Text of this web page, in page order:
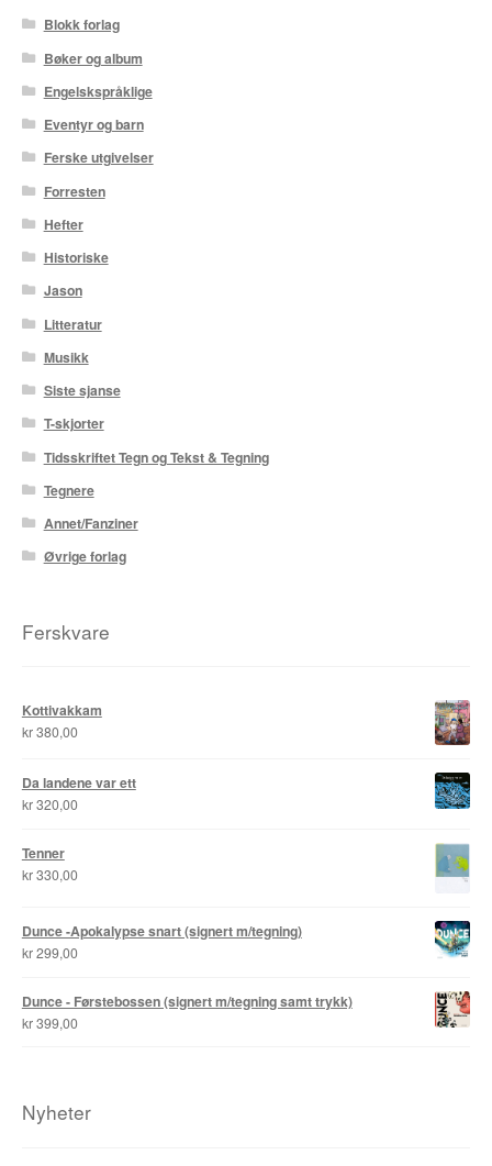
Karstein Volle
Kirjan Waage
Kristian Hammerstad
Lars Aurtande
Manuele Fior
Max Estes
Ronny Haugeland
Roy Søbstad
Sigbjørn Lilleeng
Sven Tveit / Jarle Grinde
Thomas Falla Eriksen
Tor Ærlig
Tor Morisse
Trond Ivar Hansen
Blokk forlag
Bøker og album
Engelskspråklige
Eventyr og barn
Ferske utgivelser
Forresten
Hefter
Historiske
Jason
Litteratur
Musikk
Siste sjanse
T-skjorter
Tidsskriftet Tegn og Tekst & Tegning
Tegnere
Annet/Fanziner
Øvrige forlag
Ferskvare
Kottivakkam
kr380,00
Da landene var ett
kr320,00
Tenner
kr330,00
Dunce -Apokalypse snart (signert m/tegning)
kr299,00
Dunce - Førstebossen (signert m/tegning samt trykk)
kr399,00
Nyheter